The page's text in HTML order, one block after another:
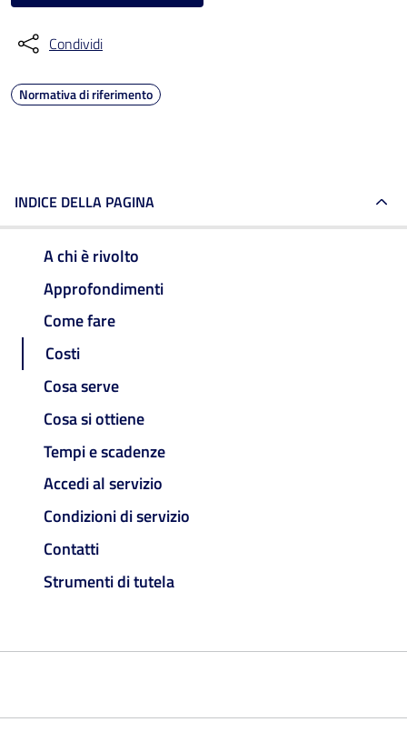
Condividi
Normativa di riferimento
INDICE DELLA PAGINA
A chi è rivolto
Approfondimenti
Come fare
Costi
Cosa serve
Cosa si ottiene
Tempi e scadenze
Accedi al servizio
Condizioni di servizio
Contatti
Strumenti di tutela